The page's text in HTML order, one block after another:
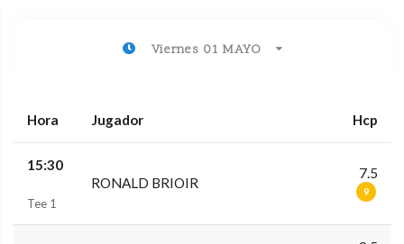
Viernes 01 MAYO
Hora Jugador Hcp
15:30
Tee 1
RONALD BRIOIR
7.5
9